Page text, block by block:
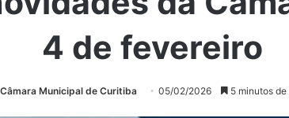
4 de fevereiro
Câmara Municipal de Curitiba 05/02/2026 5 minutos de